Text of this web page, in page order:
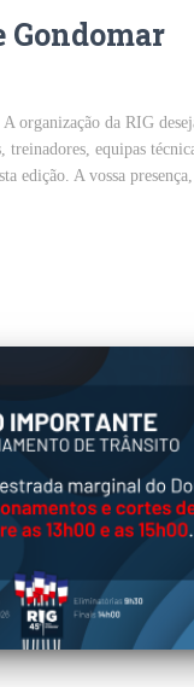
Gondomar
organização da RIG
treinadores, equipas
edição. A vossa